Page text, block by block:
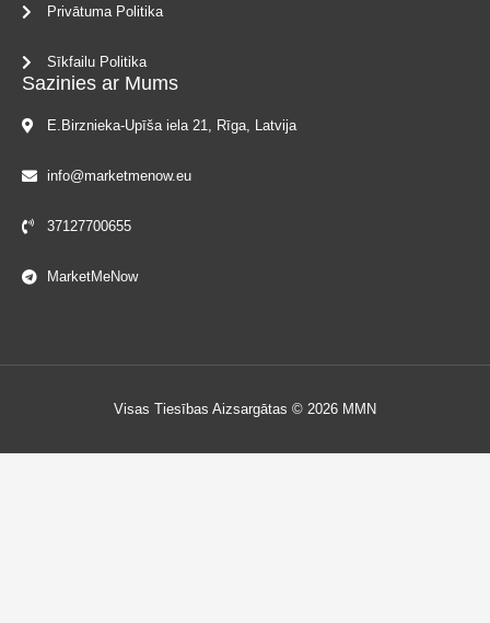
Privātuma Politika
Sīkfailu Politika
Sazinies ar Mums
E.Birznieka-Upīša iela 21, Rīga, Latvija
info@marketmenow.eu
37127700655
MarketMeNow
Visas Tiesības Aizsargātas © 2026 MMN